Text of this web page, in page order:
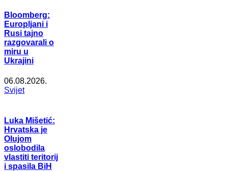
Bloomberg:
Europljani i
Rusi tajno
razgovarali o
miru u
Ukrajini
06.08.2026.
Svijet
Luka Mišetić:
Hrvatska je
Olujom
oslobodila
vlastiti teritorij
i spasila BiH